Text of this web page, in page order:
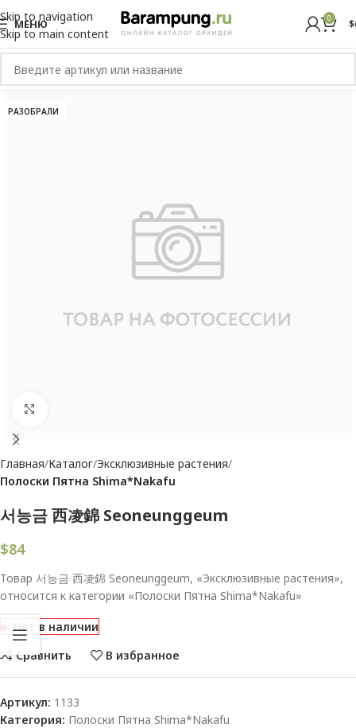
Skip to navigation
Skip to main content
МЕНЮ 0 $
РАЗОБРАЛИ
Главная Каталог Эксклюзивные растения
Полоски Пятна Shima*Nakafu
서능금 西凌錦 Seoneunggeum
$84
Товар 서능금 西凌錦 Seoneunggeum, «Эксклюзивные растения»,
относится к категории «Полоски Пятна Shima*Nakafu»
Нет в наличии
Сравнить
В избранное
Артикул: 1133
Категория: Полоски Пятна Shima*Nakafu